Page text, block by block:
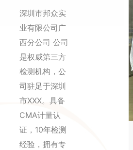
深圳市邦众实
业有限公司广
西分公司 公司
是权威第三方
检测机构，公
司驻足于深圳
市XXX。具备
CMA计量认
证，10年检测
经验，拥有专